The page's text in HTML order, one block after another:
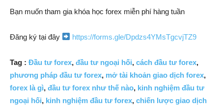
Bạn muốn tham gia khóa học forex miễn phí hàng tuần
Đăng ký tại đây https://forms.gle/Dpdzs4YMsTgcvjTZ9
Tag : Đầu tư forex, đầu tư ngoại hối, cách đầu tư forex,
phương pháp đầu tư forex, mở tài khoản giao dịch forex,
forex là gì, đầu tư forex như thế nào, kinh nghiệm đầu tư
ngoại hối, kinh nghiệm đầu tư forex, chiến lược giao dịch